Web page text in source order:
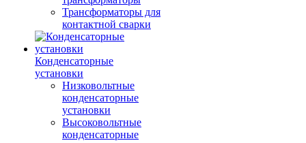
Трансформаторы для
контактной сварки
Конденсаторные
установки
Низковольтные
конденсаторные
установки
Высоковольтные
конденсаторные